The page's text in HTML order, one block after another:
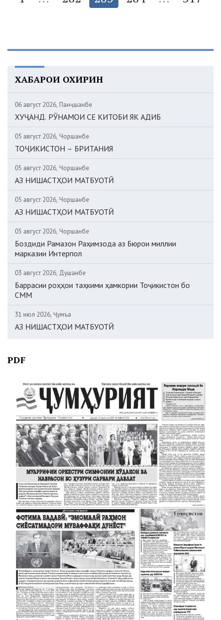
ХАБАРҲОИ ОХИРИН
06 август 2026, Панҷшанбе
ХУҶАНД. РӮНАМОИ СЕ КИТОБИ ЯК АДИБ
05 август 2026, Чоршанбе
ТОҶИКИСТОН – БРИТАНИЯ
05 август 2026, Чоршанбе
АЗ НИШАСТҲОИ МАТБУОТӢ
05 август 2026, Чоршанбе
АЗ НИШАСТҲОИ МАТБУОТӢ
05 август 2026, Чоршанбе
Боздиди Рамазон Раҳимзода аз Бюрои миллии
марказии Интерпол
03 август 2026, Душанбе
Баррасии роҳҳои таҳкими ҳамкории Тоҷикистон бо
СММ
31 июл 2026, Ҷумъа
АЗ НИШАСТҲОИ МАТБУОТӢ
PDF